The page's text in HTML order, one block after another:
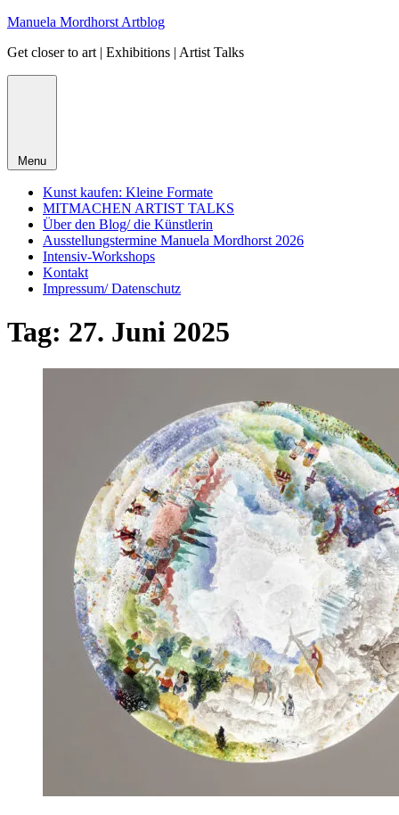
Skip
content
Manuela Mordhorst Artblog
Get closer to art | Exhibitions | Artist Talks
Menu
Kunst kaufen: Kleine Formate
MITMACHEN ARTIST TALKS
Über den Blog/ die Künstlerin
Ausstellungstermine Manuela Mordhorst 2026
Intensiv-Workshops
Kontakt
Impressum/ Datenschutz
Tag: 27. Juni 2025